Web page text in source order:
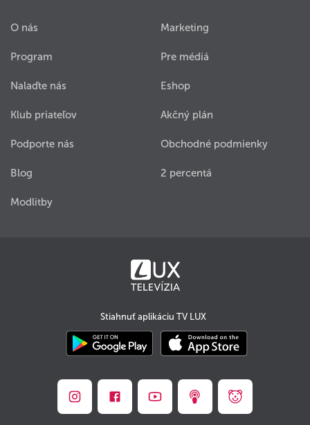
O nás
Program
Nalaďte nás
Klub priateľov
Podporte nás
Blog
Modlitby
Marketing
Pre médiá
Eshop
Akčný plán
Obchodné podmienky
2 percentá
Stiahnuť aplikáciu TV LUX